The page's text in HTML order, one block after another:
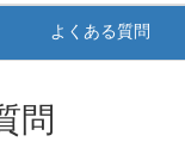
よくある質問
問